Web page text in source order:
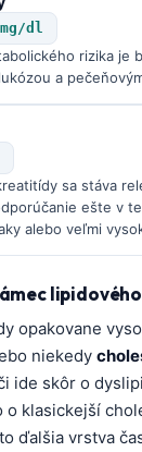
dl
rizika je
a
sa stáva
ešte v
alebo veľmi
opakovane
niekedy
ide skôr o
o klasickejší
ďalšia vrstva